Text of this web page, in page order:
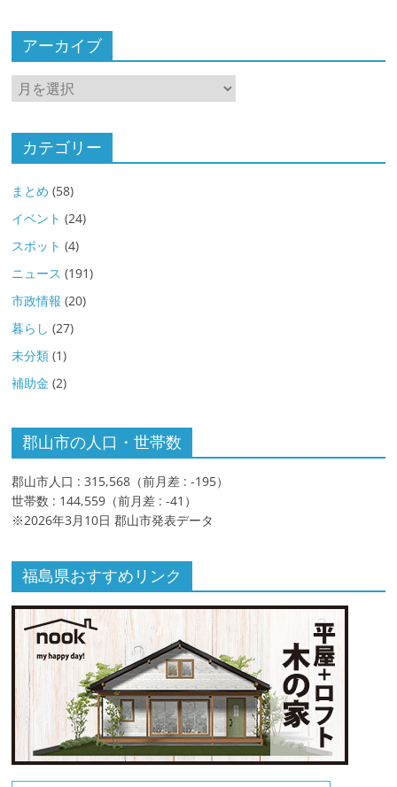
アーカイブ
ア
ー
ブ
カテゴリー
まとめ (58)
イベント (24)
スポット (4)
ニュース (191)
市政情報 (20)
暮らし (27)
未分類 (1)
補助金 (2)
郡山市の人口・世帯数
郡山市人口 : 315,568（前月差 : -195）
世帯数 : 144,559（前月差 : -41）
※2026年3月10日 郡山市発表データ
福島県おすすめリンク